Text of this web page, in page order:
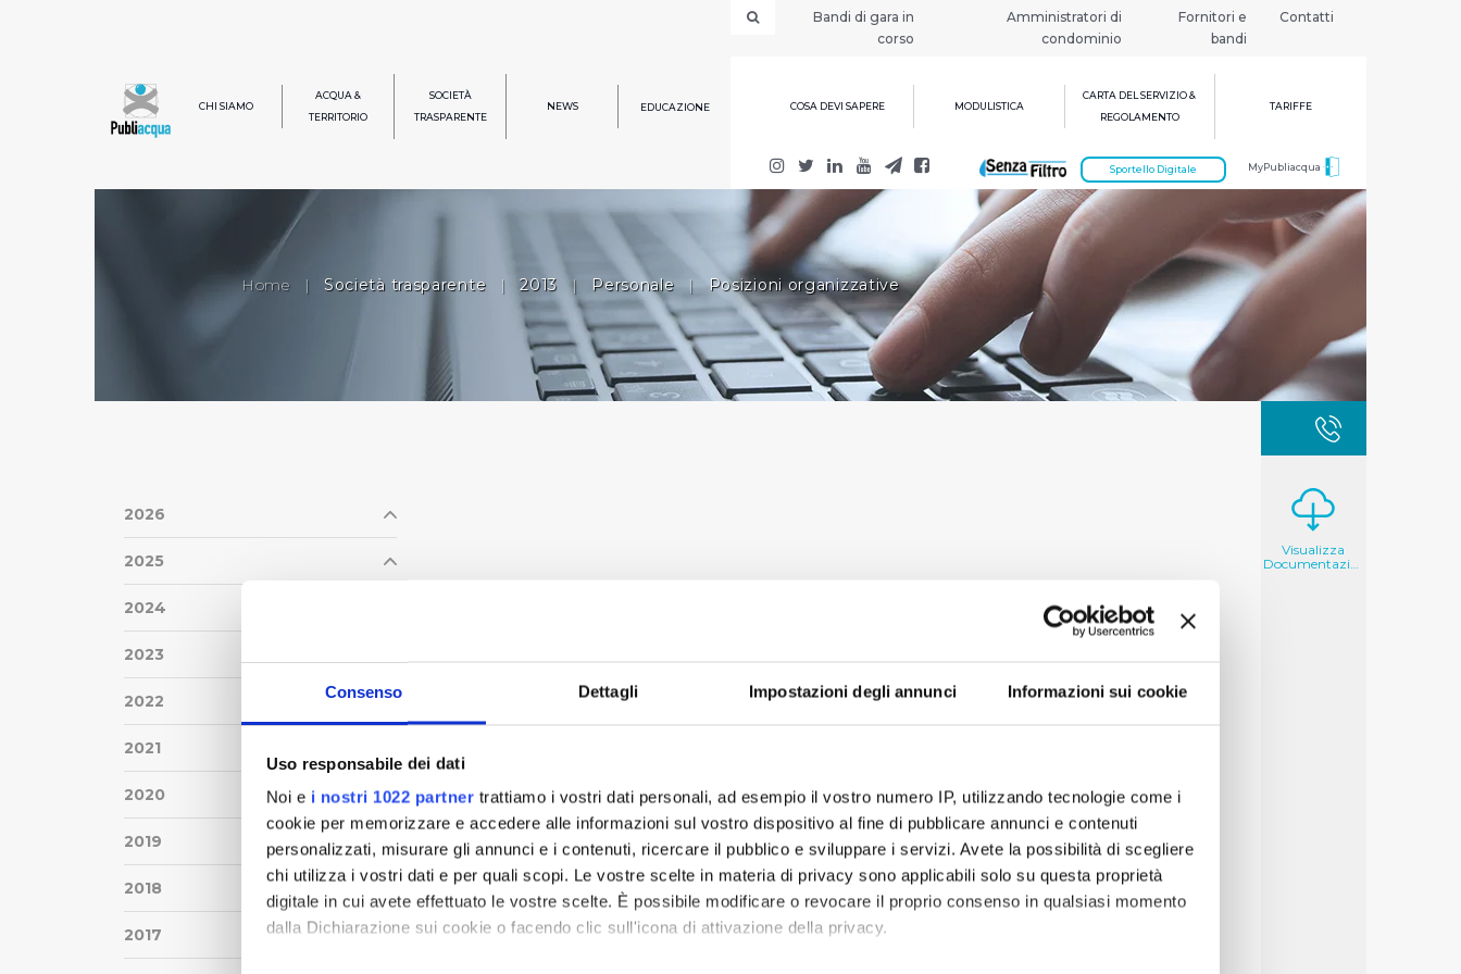
Consenso Dettagli Impostazioni degli annunci Informazioni sui cookie
Uso responsabile dei dati
Noi e i nostri 1022 partner trattiamo i vostri dati personali, ad esempio il vostro numero IP, utilizzando tecnologie come i
cookie per memorizzare e accedere alle informazioni sul vostro dispositivo al fine di pubblicare annunci e contenuti
personalizzati, misurare gli annunci e i contenuti, ricercare il pubblico e sviluppare i servizi. Avete la possibilità di scegliere
chi utilizza i vostri dati e per quali scopi. Le vostre scelte in materia di privacy sono applicabili solo su questa proprietà
digitale in cui avete effettuato le vostre scelte. È possibile modificare o revocare il proprio consenso in qualsiasi momento
dalla Dichiarazione sui cookie o facendo clic sull'icona di attivazione della privacy.
Bandi di gara in
corso
Amministratori di
condominio
Fornitori e
bandi
Contatti
CHI SIAMO
ACQUA &
TERRITORIO
SOCIETÀ
TRASPARENTE
NEWS EDUCAZIONE COSA DEVI SAPERE MODULISTICA
CARTA DEL SERVIZIO &
REGOLAMENTO
TARIFFE
MyPubliacqua
Sportello Digitale
Home | Società trasparente | 2013 | Personale | Posizioni organizzative
2026
2025
2024
2023
2022
2021
2020
2019
2018
2017
Visualizza
Documentazione